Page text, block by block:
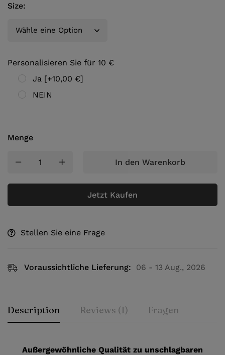
Size:
Personalisieren Sie für 10 €
Ja [+10,00 €]
NEIN
Menge
In den Warenkorb
Jetzt Kaufen
Stellen Sie eine Frage
Voraussichtliche Lieferung: 06 - 13 Aug., 2026
Description Reviews (1) Fragen
Außergewöhnliche Qualität zu unschlagbaren